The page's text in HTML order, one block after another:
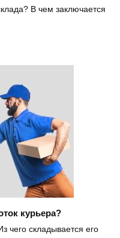
В чем заключается
курьера?
чего складывается его